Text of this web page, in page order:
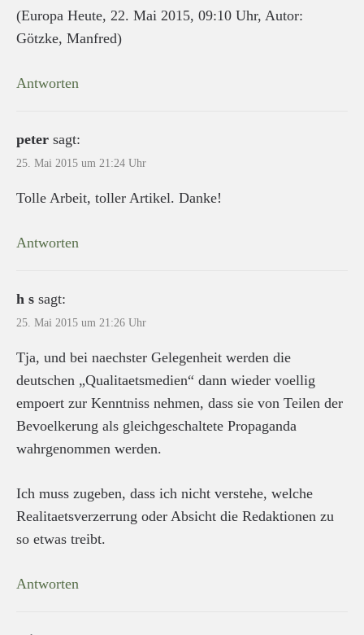
(Europa Heute, 22. Mai 2015, 09:10 Uhr, Autor:
Götzke, Manfred)
Antworten
peter sagt:
25. Mai 2015 um 21:24 Uhr
Tolle Arbeit, toller Artikel. Danke!
Antworten
h s sagt:
25. Mai 2015 um 21:26 Uhr
Tja, und bei naechster Gelegenheit werden die
deutschen „Qualitaetsmedien“ dann wieder voellig
empoert zur Kenntniss nehmen, dass sie von Teilen der
Bevoelkerung als gleichgeschaltete Propaganda
wahrgenommen werden.
Ich muss zugeben, dass ich nicht verstehe, welche
Realitaetsverzerrung oder Absicht die Redaktionen zu
so etwas treibt.
Antworten